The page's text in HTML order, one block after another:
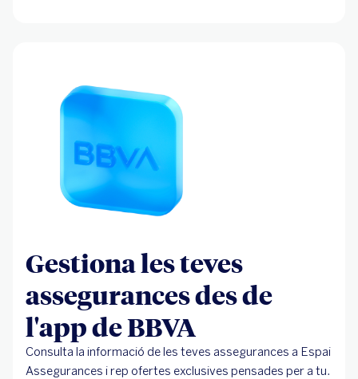
Gestiona les teves
assegurances des de
l'app de BBVA
Consulta la informació de les teves assegurances a Espai
Assegurances i rep ofertes exclusives pensades per a tu.